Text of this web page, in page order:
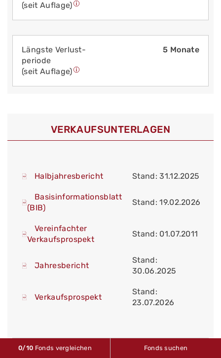
(seit Auflage)
Längste Verlust­
periode
(seit Auflage)
5 Monate
VERKAUFS­UNTERLAGEN
Halbjahresbericht Stand: 31.12.2025
Basisinformationsblatt
(BIB)
Stand: 19.02.2026
Vereinfachter
Verkaufsprospekt
Stand: 01.07.2011
Jahresbericht
Stand:
30.06.2025
Verkaufsprospekt
Stand:
23.07.2026
0/10 Fonds vergleichen Fonds suchen